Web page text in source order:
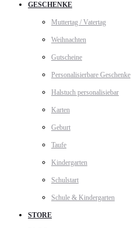
GESCHENKE
Muttertag / Vatertag
Weihnachten
Gutscheine
Personalisierbare Geschenke
Halstuch personalisiebar
Karten
Geburt
Taufe
Kindergarten
Schulstart
Schule & Kindergarten
STORE